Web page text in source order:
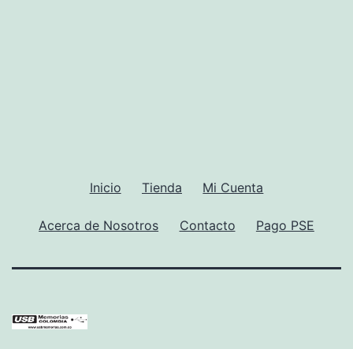
Inicio Tienda Mi Cuenta
Acerca de Nosotros Contacto Pago PSE